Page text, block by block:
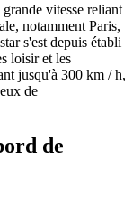
vitesse reliant
notamment Paris,
s'est depuis établi
loisir et les
jusqu'à 300 km / h,
de
de